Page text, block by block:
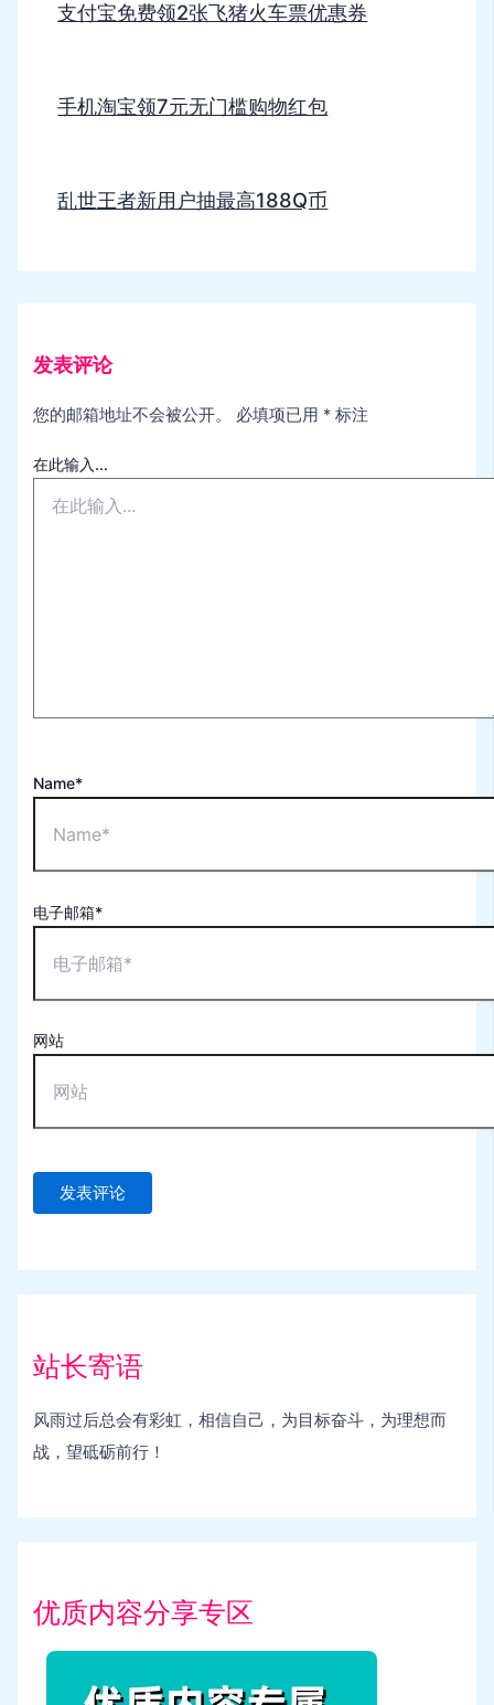
支付宝免费领2张飞猪火车票优惠券
手机淘宝领7元无门槛购物红包
乱世王者新用户抽最高188Q币
发表评论
您的邮箱地址不会被公开。 必填项已用 * 标注
在此输入...
Name*
电子邮箱*
网站
站长寄语
风雨过后总会有彩虹，相信自己，为目标奋斗，为理想而
战，望砥砺前行！
优质内容分享专区